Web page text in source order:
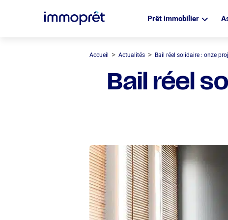
Prêt immobilier
Accueil > Actualités > Bail réel solidaire : onze
Bail réel